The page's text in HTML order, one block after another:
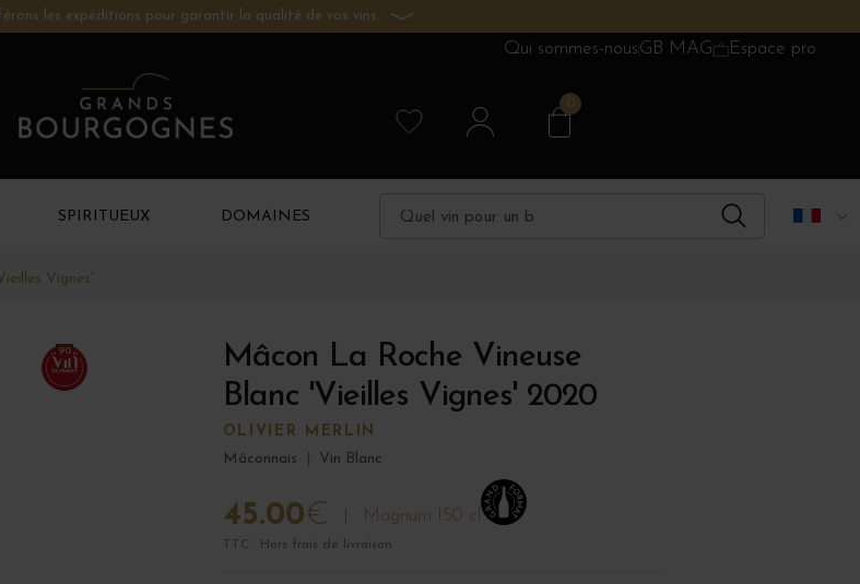
les expéditions pour garantir la qualité de vos vins.
Qui sommes-nousGB MAG Espace pro
0
SPIRITUEUX DOMAINES
Vignes'
90
Mâcon La Roche Vineuse
Blanc 'Vieilles Vignes' 2020
OLIVIER MERLIN
Mâconnais
Vin Blanc
45.00€ Magnum 150 cl
TTC · Hors frais de livraison